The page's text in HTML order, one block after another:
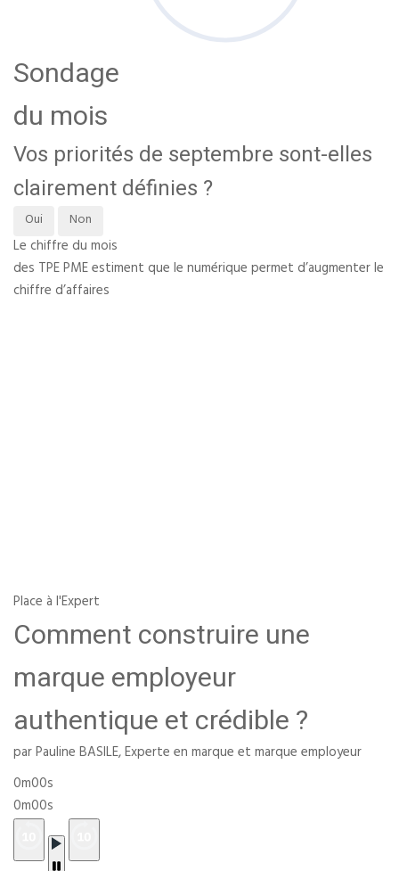
Sondage
du mois
Vos priorités de septembre sont-elles
clairement définies ?
Oui Non
Le chiffre du mois
des TPE PME estiment que le numérique permet d’augmenter le
chiffre d’affaires
Place à l'Expert
Comment construire une
marque employeur
authentique et crédible ?
par Pauline BASILE, Experte en marque et marque employeur
0m00s
0m00s